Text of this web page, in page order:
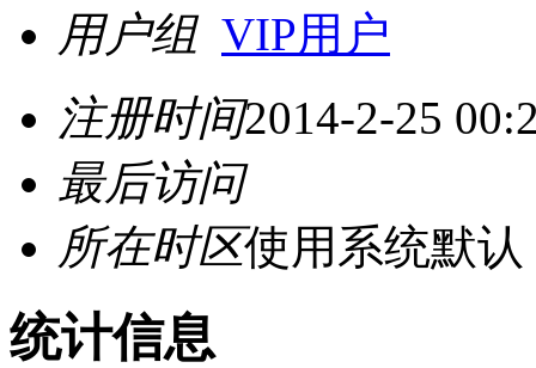
用户组 VIP用户
注册时间2014-2-25
最后访问
所在时区使用系统默认
统计信息